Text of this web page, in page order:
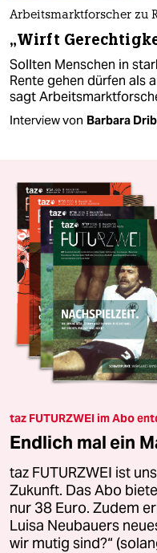
Arbeitsmarktforscher zu
„Wirft
Sollten Menschen in
Rente gehen dürfen als
sagt
Interview von Barbara
taz FUTURZWEI im Abo
Endlich mal ein
taz FUTURZWEI ist
Zukunft. Das Abo
nur 38 Euro. Zudem
Luisa Neubauers
wir mutig sind?“